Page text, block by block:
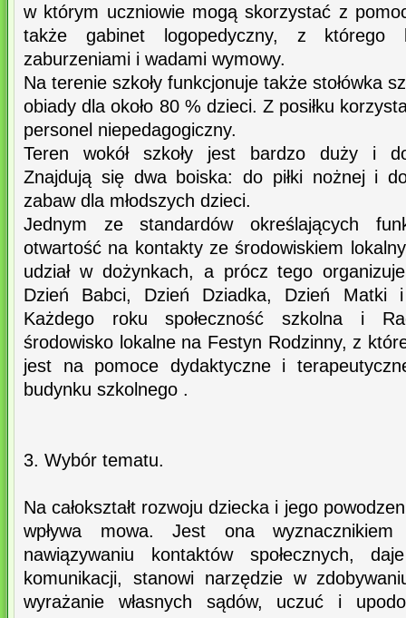
w którym uczniowie mogą skorzystać z
także gabinet logopedyczny, z którego
zaburzeniami i wadami wymowy.
Na terenie szkoły funkcjonuje także stołówka
obiady dla około 80 % dzieci. Z posiłku
personel niepedagogiczny.
Teren wokół szkoły jest bardzo duży i
Znajdują się dwa boiska: do piłki nożnej i
zabaw dla młodszych dzieci.
Jednym ze standardów określających
otwartość na kontakty ze środowiskiem
udział w dożynkach, a prócz tego
Dzień Babci, Dzień Dziadka, Dzień
Każdego roku społeczność szkolna i
środowisko lokalne na Festyn Rodzinny, z
jest na pomoce dydaktyczne i
budynku szkolnego .
3. Wybór tematu.
Na całokształt rozwoju dziecka i jego
wpływa mowa. Jest ona
nawiązywaniu kontaktów społecznych,
komunikacji, stanowi narzędzie w
wyrażanie własnych sądów, uczuć i